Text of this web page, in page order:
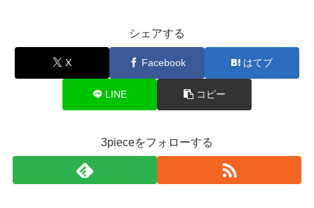
シェアする
X Facebook はてブ
LINE コピー
3pieceをフォローする